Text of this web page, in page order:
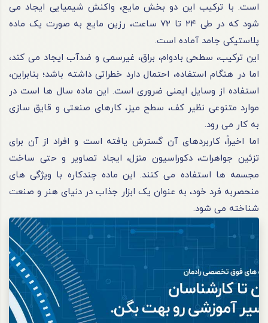
است. با ترکیب این دو بخش مایع، واکنش شیمیایی ایجاد می‌
شود که در طی ۲۴ تا ۷۲ ساعت، رزین مایع به‌ صورت یک ماده
پلاستیکی جامد آماده است.
این ترکیب، سطحی بادوام، براق، غیرسمی و ضدآب ایجاد می‌ کند،
اما در هنگام استفاده، احتمال دارد خطراتی داشته باشد؛ بنابراین،
استفاده از وسایل ایمنی ضروری است. این ماده سال‌ ها است در
موارد متنوعی نظیر کف، سطح میز، کارهای صنعتی و قایق‌ سازی
به‌ کار می‌ رود.
اما اخیراً، کاربردهای آن گسترش یافته است و افراد از آن برای
تزئین جواهرات، دکوراسیون منزل، ایجاد تصاویر و حتی ساخت
مجسمه‌ ها استفاده می‌ کنند. این ماده چند‌کاره با ویژگی‌ های
منحصربه‌ فرد خود، به‌ عنوان یک ابزار جذاب در دنیای هنر و صنعت
شناخته می‌ شود.